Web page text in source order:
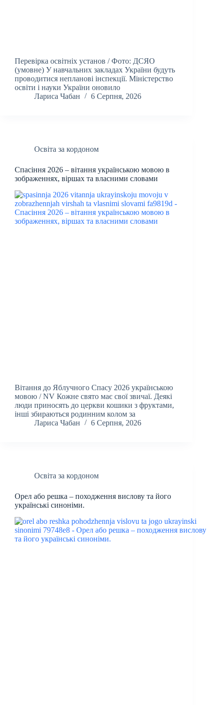
Перевірка освітніх установ / Фото: ДСЯО
(умовне) У навчальних закладах України будуть
проводитися непланові інспекції. Міністерство
освіти і науки України оновило
Лариса Чабан
6 Серпня, 2026
Освіта за кордоном
Спасіння 2026 – вітання українською мовою в
зображеннях, віршах та власними словами
Вітання до Яблучного Спасу 2026 українською
мовою / NV Кожне свято має свої звичаї. Деякі
люди приносять до церкви кошики з фруктами,
інші збираються родинним колом за
Лариса Чабан
6 Серпня, 2026
Освіта за кордоном
Орел або решка – походження вислову та його
українські синоніми.